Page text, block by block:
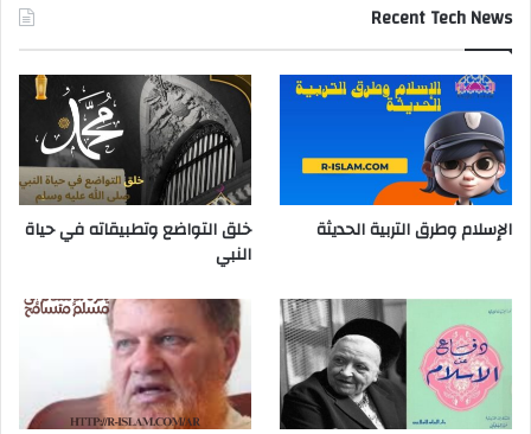
Recent Tech News
الإسلام وطرق التربية الحديثة
خلق التواضع وتطبيقاته في حياة
النبي